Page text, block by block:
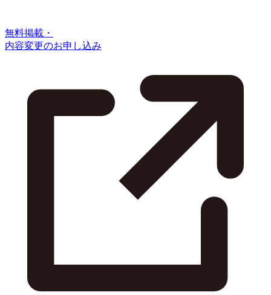
無料掲載・
内容変更のお申し込み